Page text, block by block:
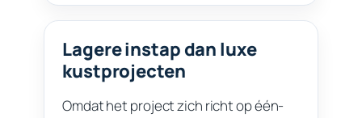
Lagere instap dan luxe
kustprojecten
Omdat het project zich richt op één-